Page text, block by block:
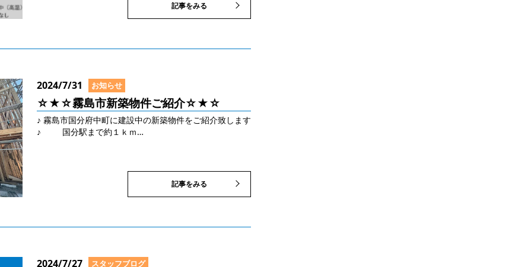
記事をみる
2024/7/31 お知らせ
☆★☆霧島市新築物件ご紹介☆★☆
♪ 霧島市国分府中町に建設中の新築物件をご紹介致します
♪ 国分駅まで約１ｋｍ…
記事をみる
2024/7/27 スタッフブログ